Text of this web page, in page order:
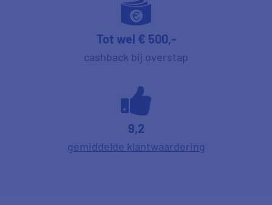
Tot wel € 500,-
cashback bij overstap
9,2
gemiddelde klantwaardering